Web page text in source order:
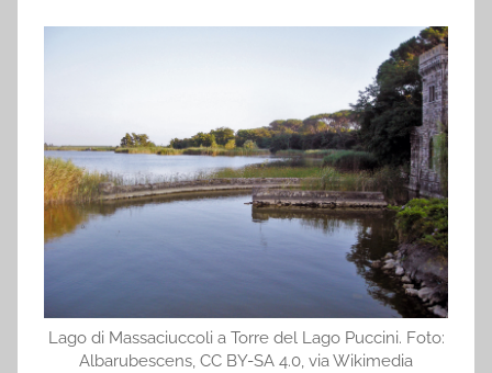
Lago di Massaciuccoli a Torre del Lago Puccini. Foto:
Albarubescens, CC BY-SA 4.0, via Wikimedia